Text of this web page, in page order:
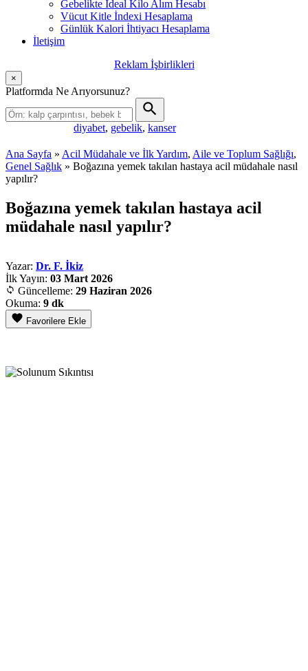
Gebelikte İdeal Kilo Alım Hesabı
Vücut Kitle İndexi Hesaplama
Günlük Kalori İhtiyacı Hesaplama
İletişim
Reklam İşbirlikleri
×
Platformda Ne Arıyorsunuz?
diyabet, gebelik, kanser
Ana Sayfa » Acil Müdahale ve İlk Yardım, Aile ve Toplum Sağlığı,
Genel Sağlık » Boğazına yemek takılan hastaya acil müdahale nasıl
yapılır?
Boğazına yemek takılan hastaya acil
müdahale nasıl yapılır?
Yazar: Dr. F. İkiz
İlk Yayın: 03 Mart 2026
Güncelleme: 29 Haziran 2026
Okuma: 9 dk
Favorilere Ekle